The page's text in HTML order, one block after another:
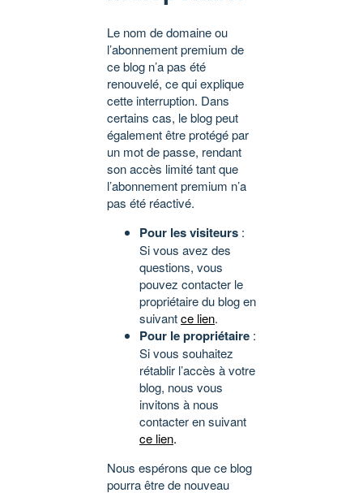
Le nom de domaine ou
l’abonnement premium de
ce blog n’a pas été
renouvelé, ce qui explique
cette interruption. Dans
certains cas, le blog peut
également être protégé par
un mot de passe, rendant
son accès limité tant que
l’abonnement premium n’a
pas été réactivé.
Pour les visiteurs :
Si vous avez des
questions, vous
pouvez contacter le
propriétaire du blog en
suivantce lien.
Pour le propriétaire :
Si vous souhaitez
rétablir l’accès à votre
blog, nous vous
invitons à nous
contacter en suivant
ce lien.
Nous espérons que ce blog
pourra être de nouveau